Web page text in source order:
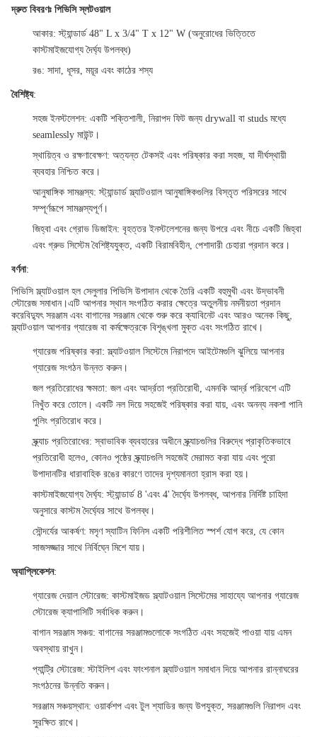
দ্রুত বিবরণঃ পিভিসি স্লটওয়াল
আকার: স্ট্যান্ডার্ড 48" L x 3/4" T x 12" W (অনুরোধের ভিত্তিতে
কাস্টমাইজযোগ্য দৈর্ঘ্য উপলব্ধ)
রঙ: সাদা, ধূসর, ময়ূর এবং কাঠের শস্য
বৈশিষ্ট্য:
সহজ ইনস্টলেশন: একটি শক্তিশালী, নিরাপদ ফিট জন্য drywall বা studs মধ্যে
seamlessly মাউন্ট।
স্থায়িত্ব ও রক্ষণাবেক্ষণ: অত্যন্ত টেকসই এবং পরিষ্কার করা সহজ, যা দীর্ঘস্থায়ী
ব্যবহার নিশ্চিত করে।
আনুষাঙ্গিক সামঞ্জস্য: স্ট্যান্ডার্ড স্ল্যাটওয়াল আনুষাঙ্গিকগুলির বিস্তৃত পরিসরের সাথে
সম্পূর্ণরূপে সামঞ্জস্যপূর্ণ।
জিহ্বা এবং গ্রোভ ডিজাইন: বৃহত্তর ইনস্টলেশনের জন্য উপরে এবং নীচে একটি জিহ্বা
এবং গ্রুভ সিস্টেম বৈশিষ্ট্যযুক্ত, একটি বিরামবিহীন, পেশাদারী চেহারা প্রদান করে।
বর্ণনা:
পিভিসি স্ল্যাটওয়াল হল সেলুলার পিভিসি উপাদান থেকে তৈরি একটি বহুমুখী এবং উদ্ভাবনী
স্টোরেজ সমাধান।এটি আপনার স্থান সংগঠিত করার ক্ষেত্রে অতুলনীয় নমনীয়তা প্রদান
করেবিদ্যুৎ সরঞ্জাম এবং বাগানের সরঞ্জাম থেকে শুরু করে ক্যাবিনেট এবং আরও অনেক কিছু,
স্ল্যাটওয়াল আপনার গ্যারেজ বা কর্মক্ষেত্রকে বিশৃঙ্খলা মুক্ত এবং সংগঠিত রাখে।
গ্যারেজ পরিষ্কার করা: স্ল্যাটওয়াল সিস্টেমে নিরাপদে আইটেমগুলি ঝুলিয়ে আপনার
গ্যারেজ সংগঠন উন্নত করুন।
জল প্রতিরোধের ক্ষমতা: জল এবং আর্দ্রতা প্রতিরোধী, এমনকি আর্দ্র পরিবেশে এটি
নিখুঁত করে তোলে। একটি নল দিয়ে সহজেই পরিষ্কার করা যায়, এবং অনন্য নকশা পানি
পুলিং প্রতিরোধ করে।
স্ক্র্যাচ প্রতিরোধের: স্বাভাবিক ব্যবহারের অধীনে স্ক্র্যাচগুলির বিরুদ্ধে প্রাকৃতিকভাবে
প্রতিরোধী হলেও, কোনও পৃষ্ঠের স্ক্র্যাচগুলি সহজেই মেরামত করা যায় এবং পুরো
উপাদানটির ধারাবাহিক রঙের কারণে তাদের দৃশ্যমানতা হ্রাস করা হয়।
কাস্টমাইজযোগ্য দৈর্ঘ্য: স্ট্যান্ডার্ড 8 'এবং 4' দৈর্ঘ্যে উপলব্ধ, আপনার নির্দিষ্ট চাহিদা
অনুসারে কাস্টম দৈর্ঘ্যের সাথে উপলব্ধ।
সৌন্দর্যের আকর্ষণ: মসৃণ স্যাটিন ফিনিস একটি পরিশীলিত স্পর্শ যোগ করে, যে কোন
সাজসজ্জার সাথে নির্বিঘ্নে মিশে যায়।
অ্যাপ্লিকেশন:
গ্যারেজ দেয়াল স্টোরেজ: কাস্টমাইজড স্ল্যাটওয়াল সিস্টেমের সাহায্যে আপনার গ্যারেজ
স্টোরেজ ক্যাপাসিটি সর্বাধিক করুন।
বাগান সরঞ্জাম সঞ্চয়: বাগানের সরঞ্জামগুলোকে সংগঠিত এবং সহজেই পাওয়া যায় এমন
অবস্থায় রাখুন।
প্যান্ট্রি স্টোরেজ: স্টাইলিশ এবং ফাংশনাল স্ল্যাটওয়াল সমাধান দিয়ে আপনার রান্নাঘরের
সংগঠনের উন্নতি করুন।
সরঞ্জাম সঞ্চয়স্থান: ওয়ার্কশপ এবং টুল শ্যাডির জন্য উপযুক্ত, সরঞ্জামগুলি নিরাপদ এবং
সুরক্ষিত রাখে।